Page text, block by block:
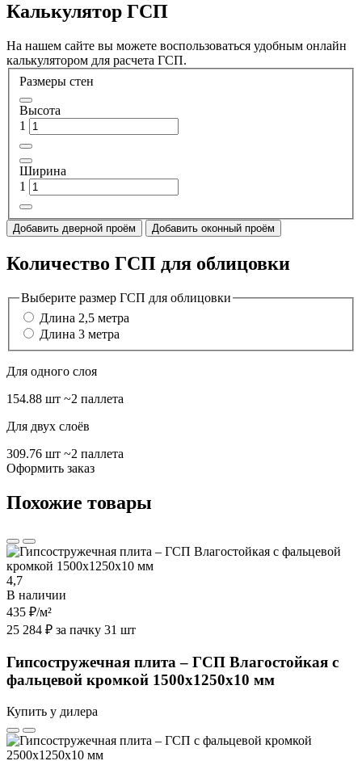
Калькулятор ГСП
На нашем сайте вы можете воспользоваться удобным онлайн
калькулятором для расчета ГСП.
Размеры стен
Высота
1
Ширина
1
Добавить дверной проём Добавить оконный проём
Количество ГСП для облицовки
Выберите размер ГСП для облицовки
Длина 2,5 метра
Длина 3 метра
Для одного слоя
154.88 шт ~2 паллета
Для двух слоёв
309.76 шт ~2 паллета
Оформить заказ
Похожие товары
4,7
В наличии
435 ₽/м²
25 284 ₽ за пачку 31 шт
Гипсостружечная плита – ГСП Влагостойкая с
фальцевой кромкой 1500х1250х10 мм
Купить у дилера